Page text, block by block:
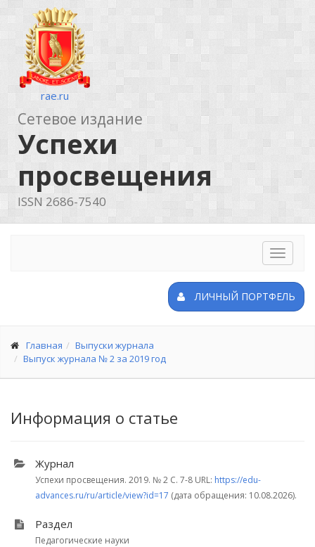
rae.ru
Сетевое издание
Успехи
просвещения
ISSN 2686-7540
Toggle
ЛИЧНЫЙ ПОРТФЕЛЬ
Главная
Выпуски журнала
Выпуск журнала № 2 за 2019 год
Информация о статье
Журнал
Успехи просвещения. 2019. № 2 С. 7-8 URL: https://edu-
advances.ru/ru/article/view?id=17 (дата обращения: 10.08.2026).
Раздел
Педагогические науки